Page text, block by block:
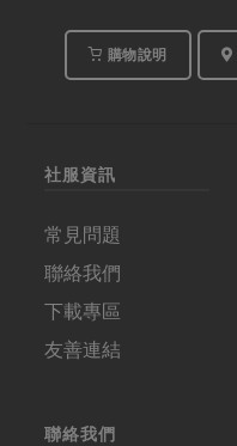
購物說明
社服資訊
常見問題
聯絡我們
下載專區
友善連結
聯絡我們